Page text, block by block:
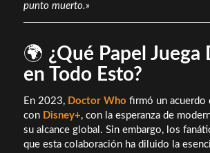
punto muerto.»
🌍 ¿Qué Papel Juega
en Todo Esto?
En 2023, Doctor Who firmó un acuerdo
con Disney+, con la esperanza de
su alcance global. Sin embargo, los
que esta colaboración ha diluido la